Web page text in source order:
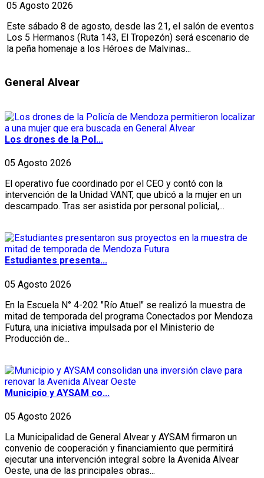
05 Agosto 2026
Este sábado 8 de agosto, desde las 21, el salón de eventos
Los 5 Hermanos (Ruta 143, El Tropezón) será escenario de
la peña homenaje a los Héroes de Malvinas...
General Alvear
Los drones de la Pol...
05 Agosto 2026
El operativo fue coordinado por el CEO y contó con la
intervención de la Unidad VANT, que ubicó a la mujer en un
descampado. Tras ser asistida por personal policial,...
Estudiantes presenta...
05 Agosto 2026
En la Escuela N° 4-202 "Río Atuel" se realizó la muestra de
mitad de temporada del programa Conectados por Mendoza
Futura, una iniciativa impulsada por el Ministerio de
Producción de...
Municipio y AYSAM co...
05 Agosto 2026
La Municipalidad de General Alvear y AYSAM firmaron un
convenio de cooperación y financiamiento que permitirá
ejecutar una intervención integral sobre la Avenida Alvear
Oeste, una de las principales obras...